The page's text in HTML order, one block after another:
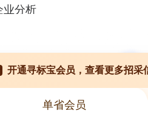
业分析
开通寻标宝会员，查看更多招采
单省会员